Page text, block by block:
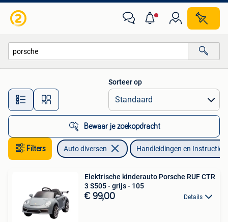
Alle afstanden…
Sorteer op
Bewaar je zoekopdracht
Filters Auto diversen Handleidingen en
Elektrische kinderauto Porsche RUF CTR
3 S505 - grijs - 105
€ 99,00 Details